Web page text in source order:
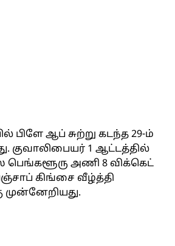
பிளே ஆப் சுற்று கடந்த 29-ம்
குவாலிபையர் 1 ஆட்டத்தில்
அணி 8 விக்கெட்
கிங்சை வீழ்த்தி
முன்னேறியது.